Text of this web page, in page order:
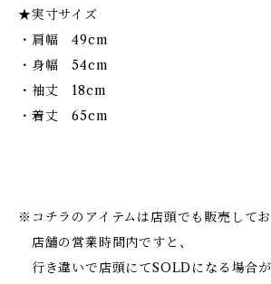
★実寸サイズ
・肩幅 49cm
・身幅 54cm
・袖丈 18cm
・着丈 65cm
※コチラのアイテムは店頭でも販売してお
店舗の営業時間内ですと、
行き違いで店頭にてSOLDになる場合が